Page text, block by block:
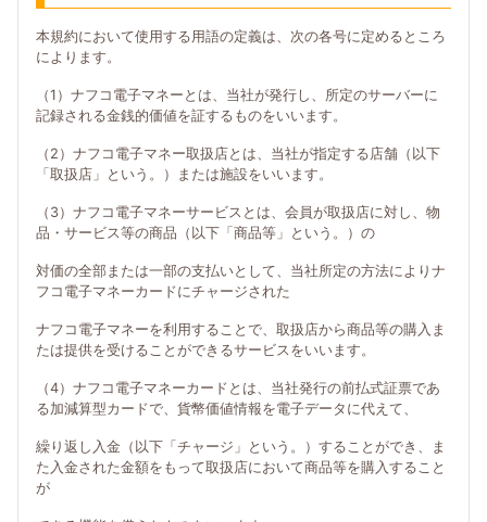
本規約において使用する用語の定義は、次の各号に定めるところ
によります。
（1）ナフコ電子マネーとは、当社が発行し、所定のサーバーに
記録される金銭的価値を証するものをいいます。
（2）ナフコ電子マネー取扱店とは、当社が指定する店舗（以下
「取扱店」という。）または施設をいいます。
（3）ナフコ電子マネーサービスとは、会員が取扱店に対し、物
品・サービス等の商品（以下「商品等」という。）の
対価の全部または一部の支払いとして、当社所定の方法によりナ
フコ電子マネーカードにチャージされた
ナフコ電子マネーを利用することで、取扱店から商品等の購入ま
たは提供を受けることができるサービスをいいます。
（4）ナフコ電子マネーカードとは、当社発行の前払式証票であ
る加減算型カードで、貨幣価値情報を電子データに代えて、
繰り返し入金（以下「チャージ」という。）することができ、ま
た入金された金額をもって取扱店において商品等を購入すること
が